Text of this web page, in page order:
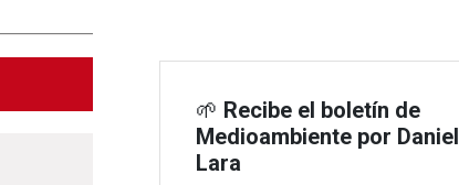
🌱 Recibe el boletín de
Medioambiente por Daniel
Lara